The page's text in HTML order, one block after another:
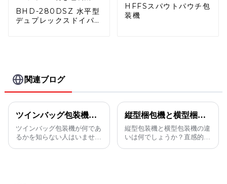
BHD-280DSZ 水平型
デュプレックスドイパッ
HFFSスパウトパウチ包
装機
関連ブログ
ツインバッグ包装機とは何ですか?
ツインバッグ包装機が何であ
るかを知らない人はいません
縦型梱包機と横型梱包機の違いは何ですか？
縦型包装機と横型包装機の違
いは何でしょうか？直感的な